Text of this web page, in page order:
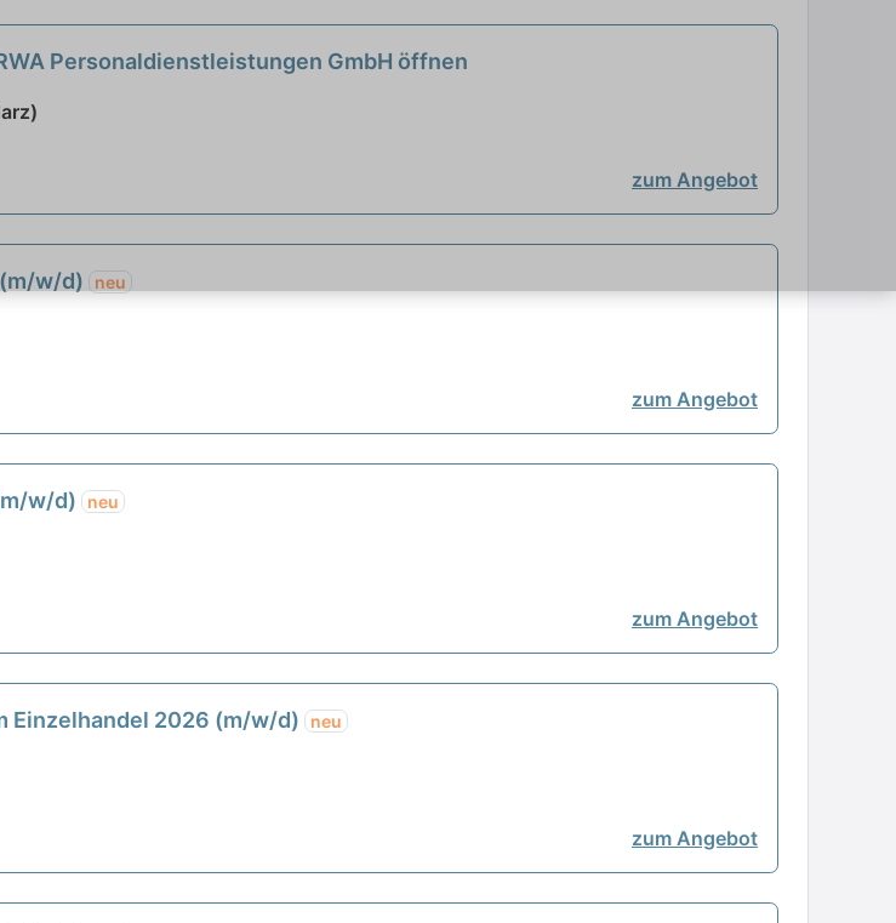
Personaldienstleistungen GmbH öffnen
zum Angebot
w/d) neu
zum Angebot
w/d) neu
zum Angebot
Einzelhandel 2026 (m/w/d) neu
zum Angebot